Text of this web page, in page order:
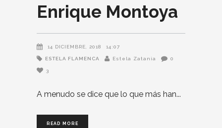
Enrique Montoya
14 DICIEMBRE, 2018 14:07
ESTELA FLAMENCA Estela Zatania 0
3
A menudo se dice que lo que más han
READ MORE